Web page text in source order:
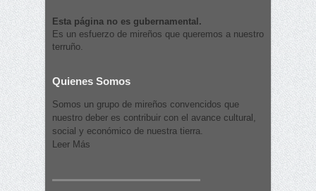
Esta página no es gubernamental.
Es un esfuerzo de mireños que queremos a nuestro
terruño.
Quienes Somos
Somos un grupo de mireños convencidos que
nuestro deber es contribuir con el avance cultural,
social y económico de nuestra tierra.
Leer Más